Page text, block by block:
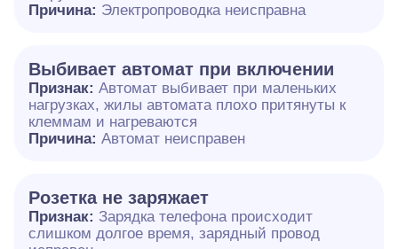
Причина: Электропроводка неисправна
Выбивает автомат при включении
Признак: Автомат выбивает при маленьких
нагрузках, жилы автомата плохо притянуты к
клеммам и нагреваются
Причина: Автомат неисправен
Розетка не заряжает
Признак: Зарядка телефона происходит
слишком долгое время, зарядный провод